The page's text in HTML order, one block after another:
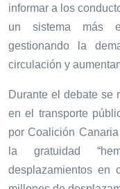
informar a los
un sistema más
gestionando la
circulación y
Durante el debate se
en el transporte
por Coalición
la gratuidad “
desplazamientos